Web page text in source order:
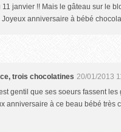
janvier !! Mais le gâteau sur le
anniversaire à bébé
trois chocolatines 20/01/2013
gentil que ses soeurs fassent
anniversaire à ce beau bébé très